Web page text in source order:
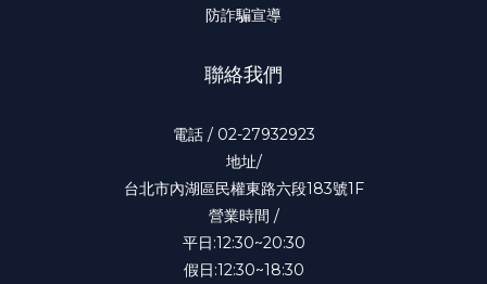
防詐騙宣導
聯絡我們
電話 / 02-27932923
地址/
台北市內湖區民權東路六段183號1F
營業時間 /
平日:12:30~20:30
假日:12:30~18:30